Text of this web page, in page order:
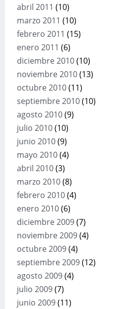
abril 2011 (10)
marzo 2011 (10)
febrero 2011 (15)
enero 2011 (6)
diciembre 2010(10)
noviembre 2010(13)
octubre 2010(11)
septiembre 2010(10)
agosto 2010(9)
julio 2010(10)
junio 2010(9)
mayo 2010(4)
abril 2010(3)
marzo 2010(8)
febrero 2010(4)
enero 2010(6)
diciembre 2009(7)
noviembre 2009(4)
octubre 2009(4)
septiembre 2009(12)
agosto 2009(4)
julio 2009(7)
junio 2009(11)